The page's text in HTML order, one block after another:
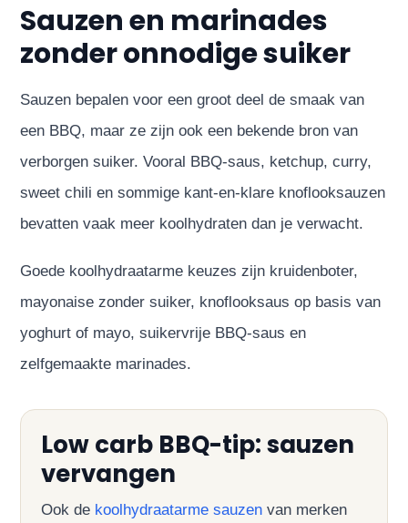
Sauzen en marinades
zonder onnodige suiker
Sauzen bepalen voor een groot deel de smaak van
een BBQ, maar ze zijn ook een bekende bron van
verborgen suiker. Vooral BBQ-saus, ketchup, curry,
sweet chili en sommige kant-en-klare knoflooksauzen
bevatten vaak meer koolhydraten dan je verwacht.
Goede koolhydraatarme keuzes zijn kruidenboter,
mayonaise zonder suiker, knoflooksaus op basis van
yoghurt of mayo, suikervrije BBQ-saus en
zelfgemaakte marinades.
Low carb BBQ-tip: sauzen
vervangen
Ook de koolhydraatarme sauzen van merken